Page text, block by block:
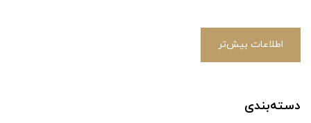
اطلاعات بیش‌تر
دسته‌بندی